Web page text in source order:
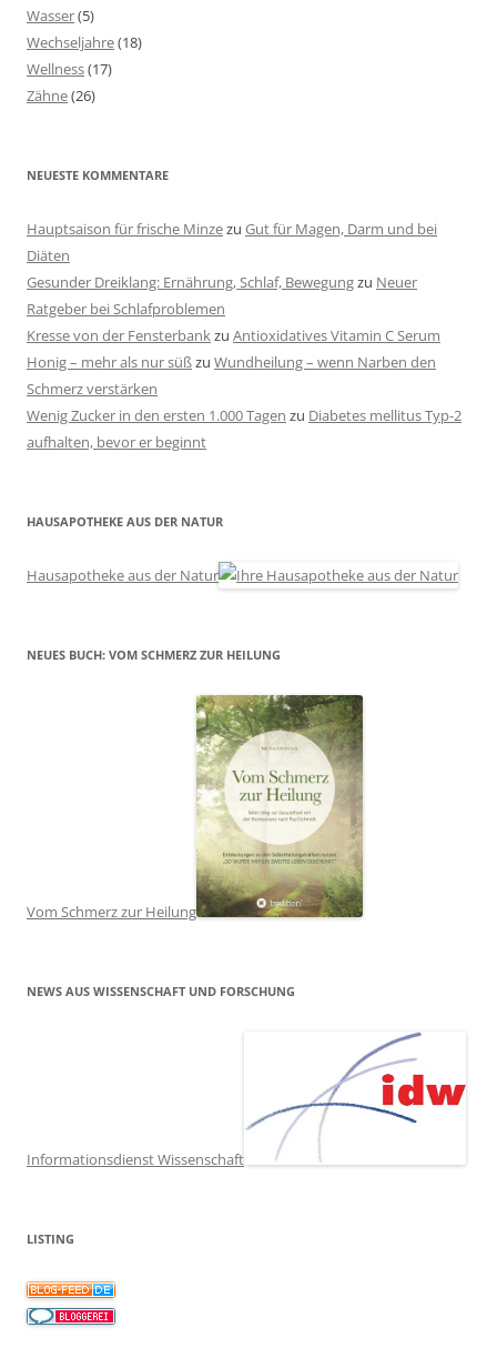
Wasser(5)
Wechseljahre(18)
Wellness(17)
Zähne(26)
NEUESTE KOMMENTARE
Hauptsaison für frische Minzezu Gut für Magen, Darm und bei
Diäten
Gesunder Dreiklang: Ernährung, Schlaf, Bewegungzu Neuer
Ratgeber bei Schlafproblemen
Kresse von der Fensterbankzu Antioxidatives Vitamin C Serum
Honig – mehr als nur süßzu Wundheilung – wenn Narben den
Schmerz verstärken
Wenig Zucker in den ersten 1.000 Tagen zu Diabetes mellitus Typ-2
aufhalten, bevor er beginnt
HAUSAPOTHEKE AUS DER NATUR
Hausapotheke aus der Natur
NEUES BUCH: VOM SCHMERZ ZUR HEILUNG
Vom Schmerz zur Heilung
NEWS AUS WISSENSCHAFT UND FORSCHUNG
Informationsdienst Wissenschaft
LISTING